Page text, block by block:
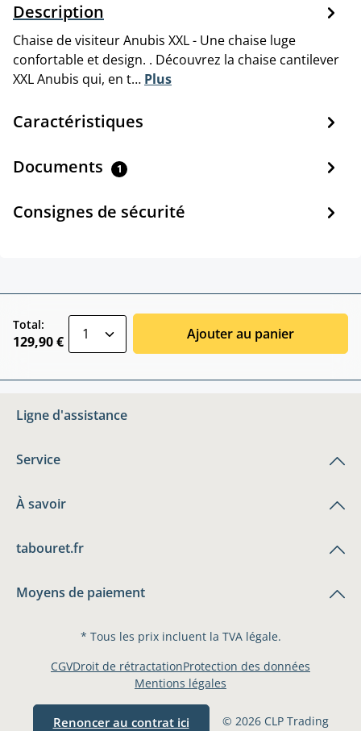
Description
Chaise de visiteur Anubis XXL - Une chaise luge
confortable et design. . Découvrez la chaise cantilever
XXL Anubis qui, en t… Plus
Caractéristiques
Documents 1
Consignes de sécurité
Total:
129,90 € Ajouter au panier
Ligne d'assistance
Service
À savoir
tabouret.fr
Moyens de paiement
* Tous les prix incluent la TVA légale.
Renoncer au contrat ici © 2026 CLP Trading
CGVDroit de rétractationProtection des données
Mentions légales